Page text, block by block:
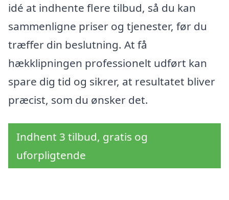
idé at indhente flere tilbud, så du kan
sammenligne priser og tjenester, før du
træffer din beslutning. At få
hækklipningen professionelt udført kan
spare dig tid og sikrer, at resultatet bliver
præcist, som du ønsker det.
Indhent 3 tilbud, gratis og
uforpligtende